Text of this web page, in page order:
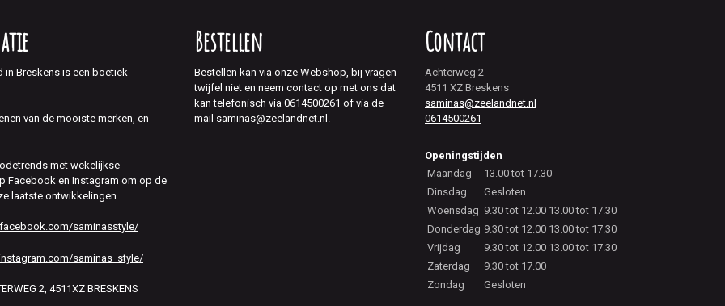
in Breskens is een boetiek
van de mooiste merken, en
met wekelijkse
Facebook en Instagram om op de
laatste ontwikkelingen.
saminasstyle/
saminas_style/
2, 4511XZ BRESKENS
Bestellen
Bestellen kan via onze Webshop, bij vragen
twijfel niet en neem contact op met ons dat
kan telefonisch via 0614500261 of via de
mail saminas@zeelandnet.nl.
Contact
Achterweg 2
4511 XZ Breskens
saminas@zeelandnet.nl
0614500261
Openingstijden
Maandag
13.00 tot 17.30
Dinsdag
Gesloten
Woensdag 9.30 tot 12.00 13.00 tot 17.30
Donderdag 9.30 tot 12.00 13.00 tot 17.30
Vrijdag
9.30 tot 12.00 13.00 tot 17.30
Zaterdag
9.30 tot 17.00
Zondag
Gesloten